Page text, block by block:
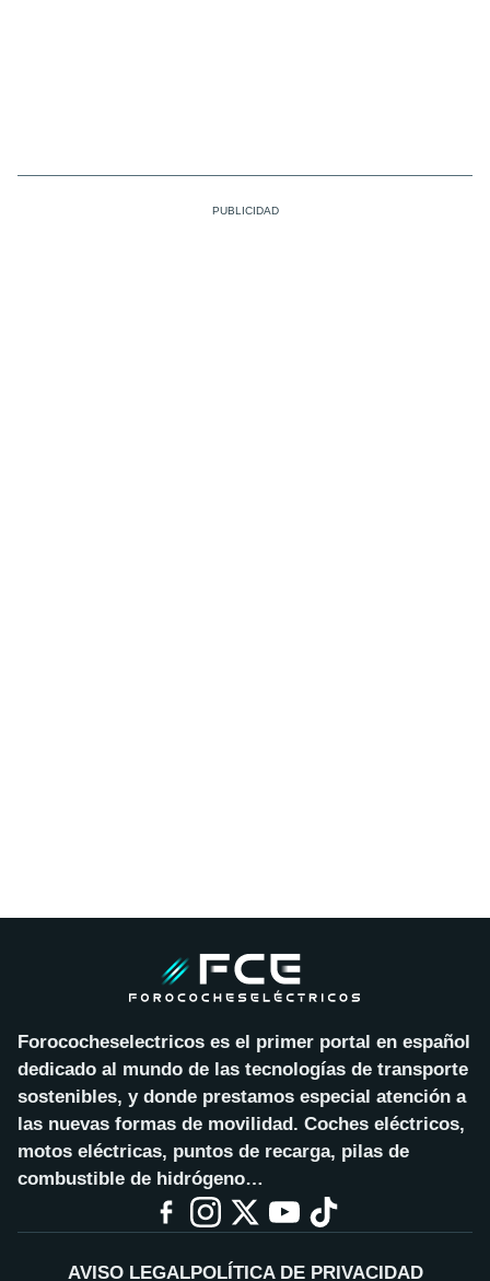
Forococheselectricos es el primer portal en español
dedicado al mundo de las tecnologías de transporte
sostenibles, y donde prestamos especial atención a
las nuevas formas de movilidad. Coches eléctricos,
motos eléctricas, puntos de recarga, pilas de
combustible de hidrógeno…
AVISO LEGALPOLÍTICA DE PRIVACIDAD